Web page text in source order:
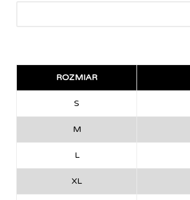
ROZMIAR
S
M
L
XL